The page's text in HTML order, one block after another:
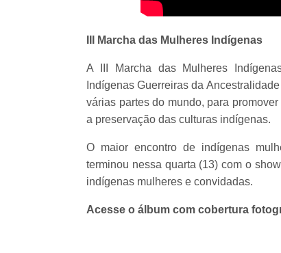
III Marcha das Mulheres Indígenas
A III Marcha das Mulheres
Indígenas Guerreiras da
várias partes do mundo, para
a preservação das culturas indígenas.
O maior encontro de indígenas
terminou nessa quarta (13) com o
indígenas mulheres e convidadas.
Acesse o álbum com cobertura